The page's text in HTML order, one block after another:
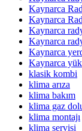
Kaynarca
Kaynarca
Kaynarca
Kaynarca
Kaynarca
Kaynarca
klasik kombi
klima arıza
klima bakım
klima gaz
klima montajı
klima servisi